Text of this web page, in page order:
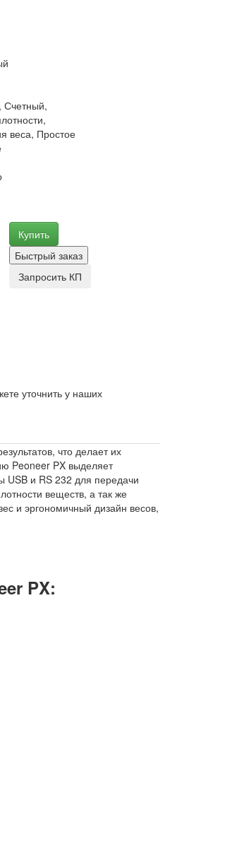
Счетный,
веса, Простое
Купить
Быстрый заказ
Запросить КП
уточнить у наших
что делает их
Peoneer PX выделяет
USB и RS 232 для передачи
веществ, а так же
и эргономичный дизайн весов,
PX: